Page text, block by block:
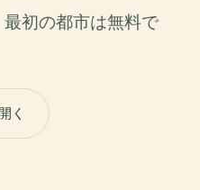
初の都市は無料で
く